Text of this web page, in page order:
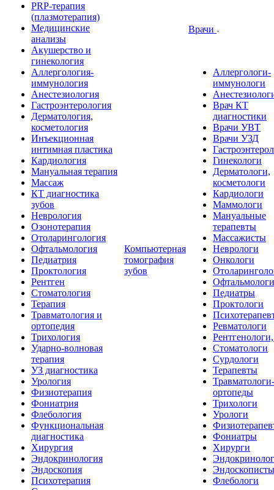
PRP-терапия
(плазмотерапия)
Медицинские
анализы
Акушерство и
гинекология
Аллергология-
иммунология
Анестезиология
Гастроэнтерология
Дерматология,
косметология
Инъекционная
интимная пластика
Кардиология
Мануальная терапия
Массаж
КТ диагностика
зубов
Неврология
Озонотерапия
Отоларингология
Офтальмология
Педиатрия
Проктология
Рентген
Стоматология
Терапия
Травматология и
ортопедия
Трихология
Ударно-волновая
терапия
УЗ диагностика
Урология
Физиотерапия
Фониатрия
Флебология
Функциональная
диагностика
Хирургия
Эндокринология
Эндоскопия
Психотерапия
Компьютерная
томография
зубов
Врачи
Аллергологи-
иммунологи
Врач КТ
диагностики
Врачи УВТ
Врачи УЗД
Гинекологи
Дерматологи,
косметологи
Кардиологи
Маммологи
Мануальные
терапевты
Массажисты
Неврологи
Онкологи
Офтальмологи
Педиатры
Проктологи
Ревматологи
Стоматологи
Сурдологи
Терапевты
Травматологи-
ортопеды
Трихологи
Урологи
Фониатры
Хирурги
Эндоскописты
Флебологи